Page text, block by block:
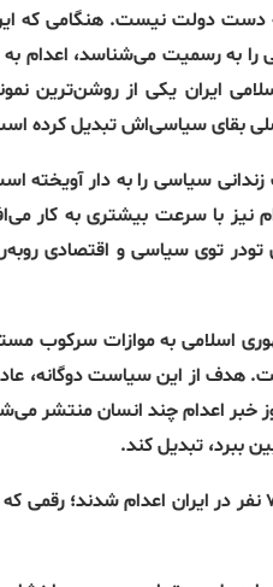
به دست دولت نیست.هنگامی که
به رسمیت می‌شناسد، اعدام به
ایران یکی از روشن‌ترین
بقای سیاسی‌اش تبدیل کرده
سیاسی را به دار آویخته
نیز با سرعت بیشتری به کار
تودر توی سیاسی و اقتصادی
اسلامی به موازات سرکوب
. هدف از این سیاست دوگانه،
خبر اعدام چند انسان منتشر
ببرد، تبدیل کند.
طبق گزارش سالانه سازمان حقوق بشر ایران، در سال ۲۰۲۵ دست‌کم ۷۴۷ نفر